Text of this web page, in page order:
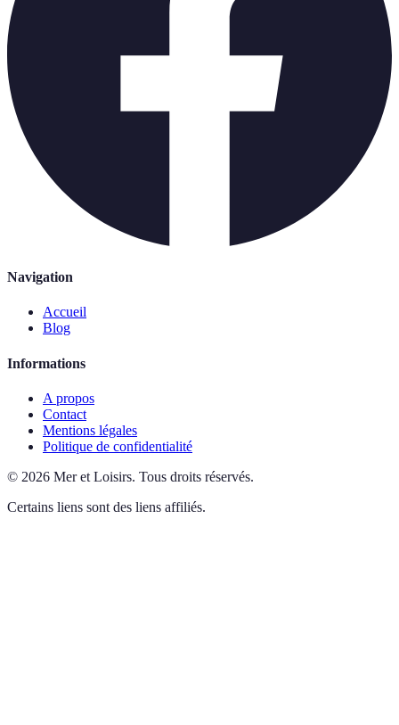
Navigation
Accueil
Blog
Informations
A propos
Contact
Mentions légales
Politique de confidentialité
© 2026 Mer et Loisirs. Tous droits réservés.
Certains liens sont des liens affiliés.